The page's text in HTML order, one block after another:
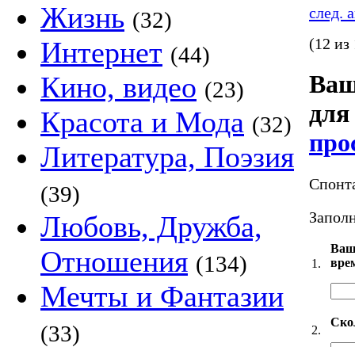
Жизнь (32)
Интернет (44)
Кино, видео (23)
Красота и Мода (32)
Литература, Поэзия
(39)
Любовь, Дружба,
Отношения (134)
Мечты и Фантазии
(33)
след.
(12 из
1.
2.